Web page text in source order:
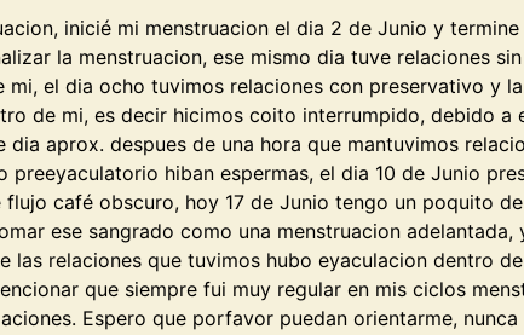
inicié mi menstruacion el dia 2 de Junio y
la menstruacion, ese mismo dia tuve relaciones
el dia ocho tuvimos relaciones con preservativo y
de mi, es decir hicimos coito interrumpido, debido a
aprox. despues de una hora que mantuvimos
hiban espermas, el dia 10 de Junio
café obscuro, hoy 17 de Junio tengo un poquito
ese sangrado como una menstruacion
las relaciones que tuvimos hubo eyaculacion dentro
que siempre fui muy regular en mis ciclos
Espero que porfavor puedan orientarme,